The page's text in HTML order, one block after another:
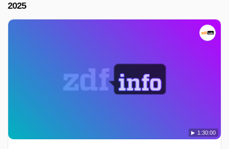
2025
1:30:00